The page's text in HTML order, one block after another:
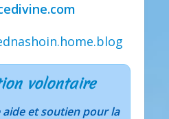
volontaire
et soutien pour la